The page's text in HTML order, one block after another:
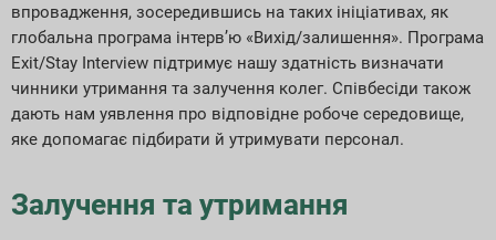
впровадження, зосередившись на таких ініціативах, як
глобальна програма інтерв’ю «Вихід/залишення». Програма
Exit/Stay Interview підтримує нашу здатність визначати
чинники утримання та залучення колег. Співбесіди також
дають нам уявлення про відповідне робоче середовище,
яке допомагає підбирати й утримувати персонал.
Залучення та утримання